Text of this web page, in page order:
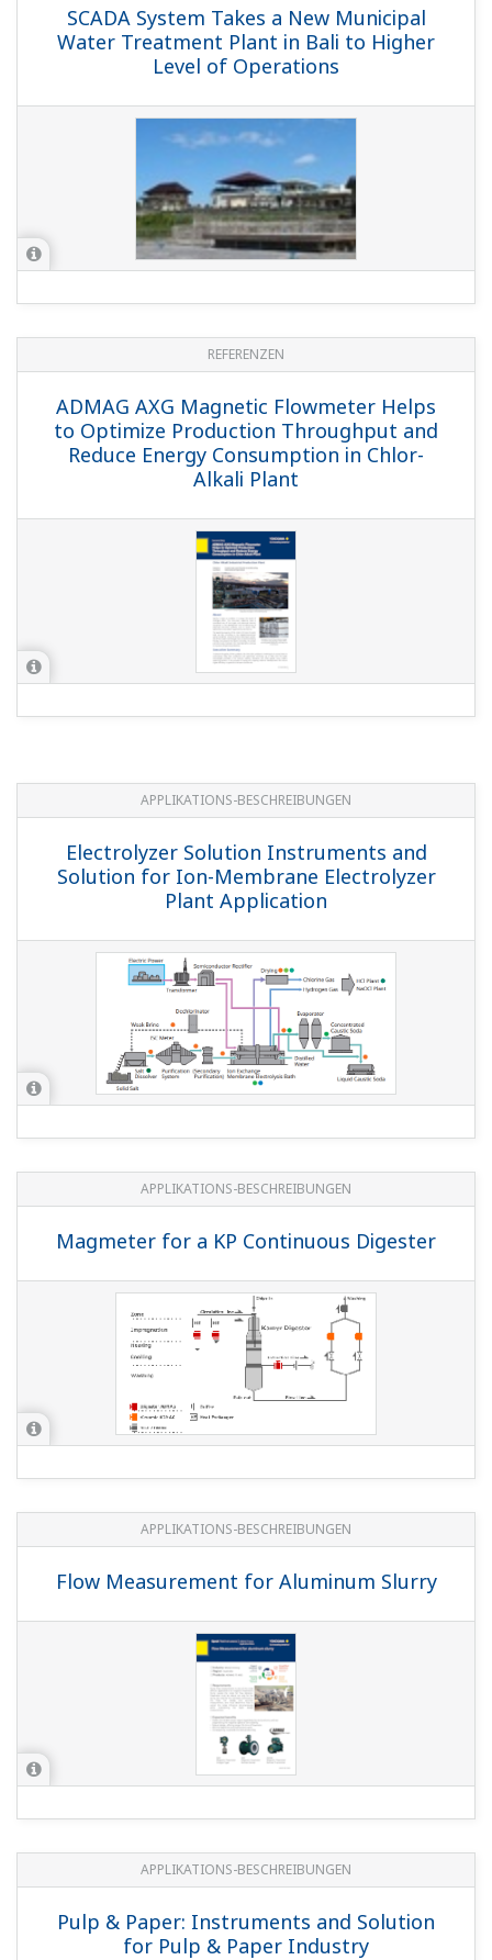
SCADA System Takes a New Municipal
Water Treatment Plant in Bali to Higher
Level of Operations
REFERENZEN
ADMAG AXG Magnetic Flowmeter Helps
to Optimize Production Throughput and
Reduce Energy Consumption in Chlor-
Alkali Plant
APPLIKATIONS-BESCHREIBUNGEN
Electrolyzer Solution Instruments and
Solution for Ion-Membrane Electrolyzer
Plant Application
APPLIKATIONS-BESCHREIBUNGEN
Magmeter for a KP Continuous Digester
APPLIKATIONS-BESCHREIBUNGEN
Flow Measurement for Aluminum Slurry
APPLIKATIONS-BESCHREIBUNGEN
Pulp & Paper: Instruments and Solution
for Pulp & Paper Industry